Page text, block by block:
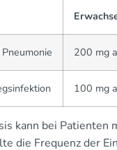
200 mg
100 mg
kann bei
die Frequenz der